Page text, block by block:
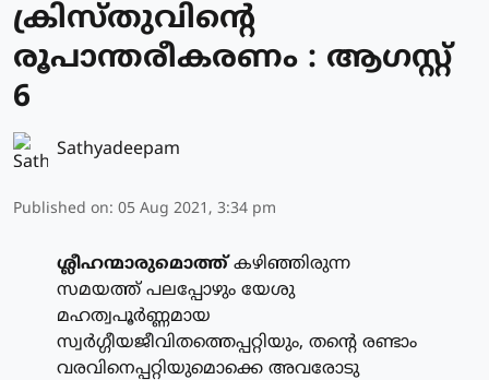
ക്രിസ്തുവിന്റെ
രൂപാന്തരീകരണം : ആഗസ്റ്റ്
6
Sathyadeepam
Published on: 05 Aug 2021, 3:34 pm
ശ്ലീഹന്മാരുമൊത്ത്കഴിഞ്ഞിരുന്ന
സമയത്ത് പലപ്പോഴും യേശു
മഹത്വപൂര്‍ണ്ണമായ
സ്വര്‍ഗ്ഗീയജീവിതത്തെപ്പറ്റിയും, തന്റെ രണ്ടാം
വരവിനെപ്പറ്റിയുമൊക്കെ അവരോടു